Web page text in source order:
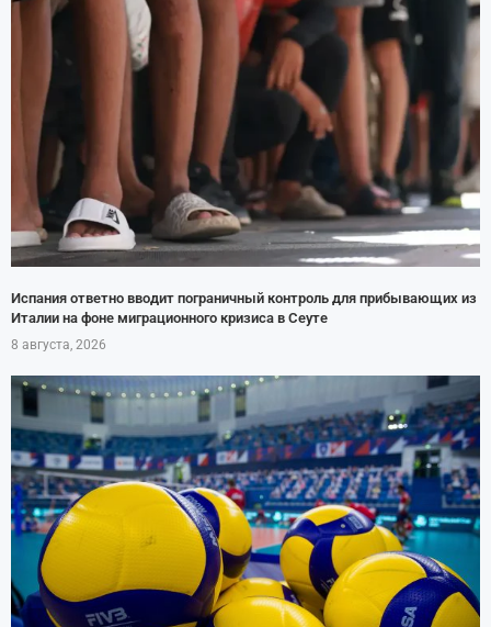
Испания ответно вводит пограничный контроль для прибывающих из
Италии на фоне миграционного кризиса в Сеуте
8 августа, 2026